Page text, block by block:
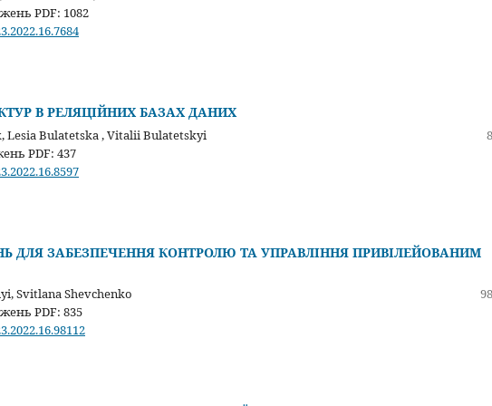
PDF: 1082
В РЕЛЯЦІЙНИХ БАЗАХ ДАНИХ
Bulatetska , Vitalii Bulatetskyi
PDF: 437
ДЛЯ ЗАБЕЗПЕЧЕННЯ КОНТРОЛЮ ТА УПРАВЛІННЯ ПРИВІЛЕЙОВАНИМ
Svitlana Shevchenko
PDF: 835